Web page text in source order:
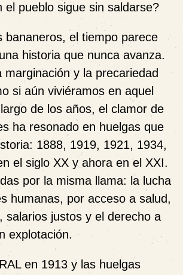
el pueblo sigue sin saldarse?
bananeros, el tiempo parece
historia que nunca avanza.
marginación y la precariedad
si aún viviéramos en aquel
de los años, el clamor de
ha resonado en huelgas que
1888, 1919, 1921, 1934,
el siglo XX y ahora en el XXI.
por la misma llama: la lucha
humanas, por acceso a salud,
salarios justos y el derecho a
explotación.
en 1913 y las huelgas